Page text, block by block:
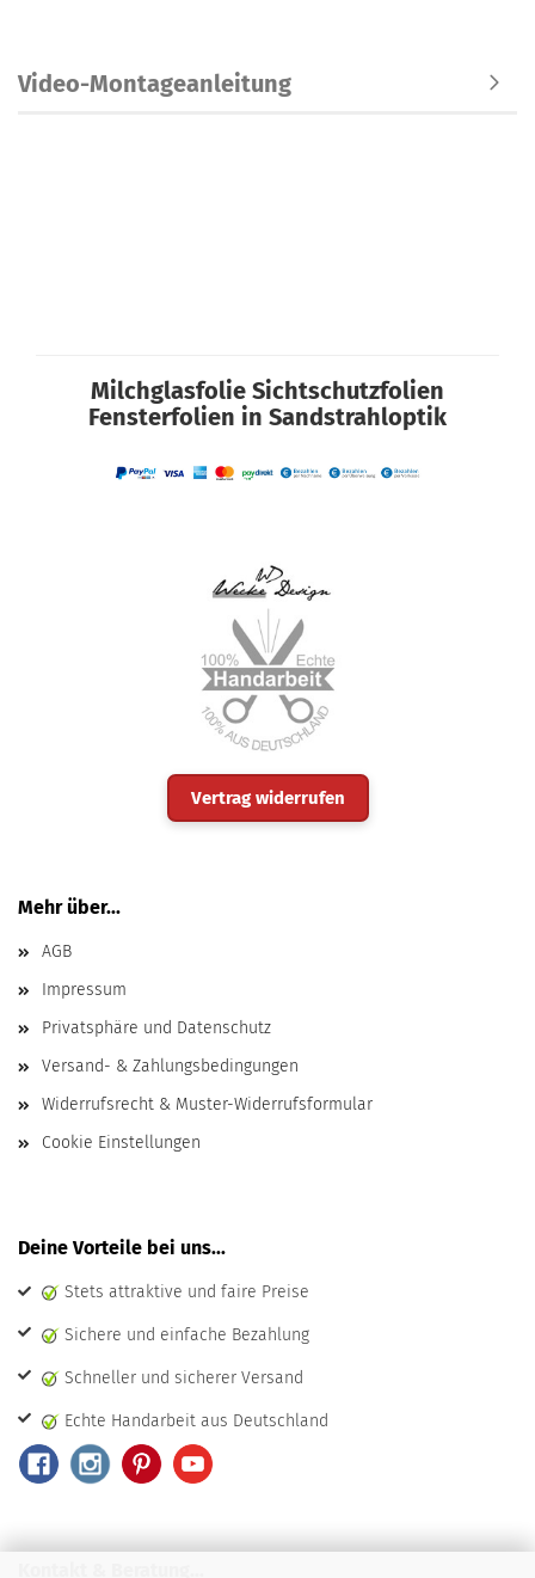
Video-Montageanleitung
Milchglasfolie Sichtschutzfolien
Fensterfolien in Sandstrahloptik
Vertrag widerrufen
Mehr über...
AGB
Impressum
Privatsphäre und Datenschutz
Versand- & Zahlungsbedingungen
Widerrufsrecht & Muster-Widerrufsformular
Cookie Einstellungen
Deine Vorteile bei uns...
Stets attraktive und faire Preise
Sichere und einfache Bezahlung
Schneller und sicherer Versand
Echte Handarbeit aus Deutschland